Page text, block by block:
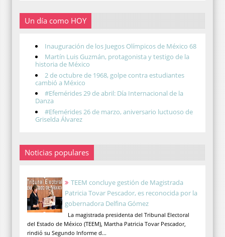
Un día como HOY
Inauguración de los Juegos Olímpicos de México 68
Martín Luis Guzmán, protagonista y testigo de la
historia de México
2 de octubre de 1968, golpe contra estudiantes
cambió a México
#Efemérides 29 de abril: Día Internacional de la
Danza
#Efemérides 26 de marzo, aniversario luctuoso de
Griselda Álvarez
Noticias populares
TEEM concluye gestión de Magistrada
Patricia Tovar Pescador, es reconocida por la
gobernadora Delfina Gómez
La magistrada presidenta del Tribunal Electoral
del Estado de México (TEEM), Martha Patricia Tovar Pescador,
rindió su Segundo Informe d...